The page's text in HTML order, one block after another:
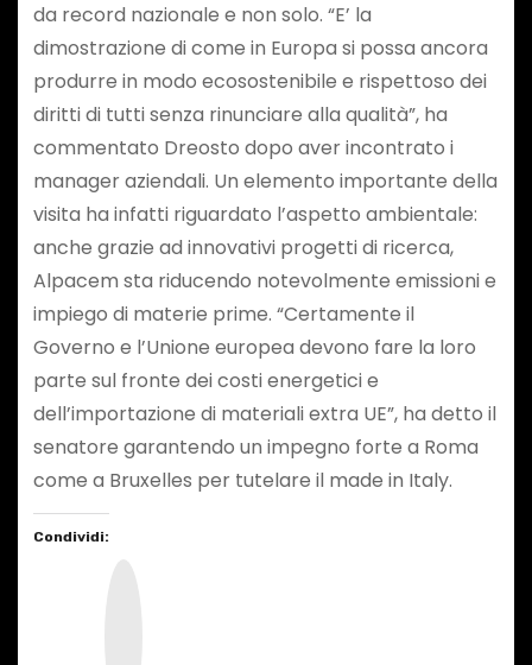
da record nazionale e non solo. “E’ la
dimostrazione di come in Europa si possa ancora
produrre in modo ecosostenibile e rispettoso dei
diritti di tutti senza rinunciare alla qualità”, ha
commentato Dreosto dopo aver incontrato i
manager aziendali. Un elemento importante della
visita ha infatti riguardato l’aspetto ambientale:
anche grazie ad innovativi progetti di ricerca,
Alpacem sta riducendo notevolmente emissioni e
impiego di materie prime. “Certamente il
Governo e l’Unione europea devono fare la loro
parte sul fronte dei costi energetici e
dell’importazione di materiali extra UE”, ha detto il
senatore garantendo un impegno forte a Roma
come a Bruxelles per tutelare il made in Italy.
Condividi: